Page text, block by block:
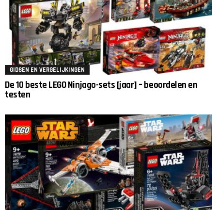
GIDSEN EN VERGELIJKINGEN
De 10 beste LEGO Ninjago-sets [jaar] – beoordelen en
testen